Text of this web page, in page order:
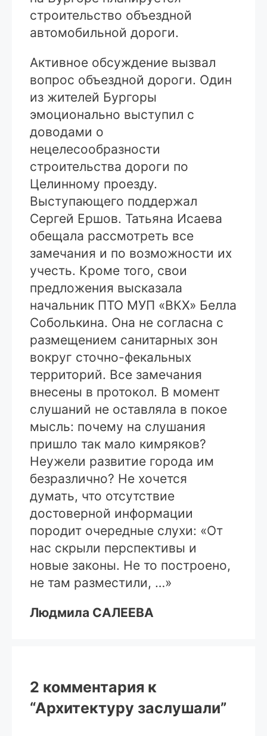
строительство объездной
автомобильной дороги.
Активное обсуждение вызвал
вопрос объездной дороги. Один
из жителей Бургоры
эмоционально выступил с
доводами о
нецелесообразности
строительства дороги по
Целинному проезду.
Выступающего поддержал
Сергей Ершов. Татьяна Исаева
обещала рассмотреть все
замечания и по возможности их
учесть. Кроме того, свои
предложения высказала
начальник ПТО МУП «ВКХ» Белла
Соболькина. Она не согласна с
размещением санитарных зон
вокруг сточно-фекальных
территорий. Все замечания
внесены в протокол. В момент
слушаний не оставляла в покое
мысль: почему на слушания
пришло так мало кимряков?
Неужели развитие города им
безразлично? Не хочется
думать, что отсутствие
достоверной информации
породит очередные слухи: «От
нас скрыли перспективы и
новые законы. Не то построено,
не там разместили, …»
Людмила САЛЕЕВА
2 комментария к
“Архитектуру заслушали”